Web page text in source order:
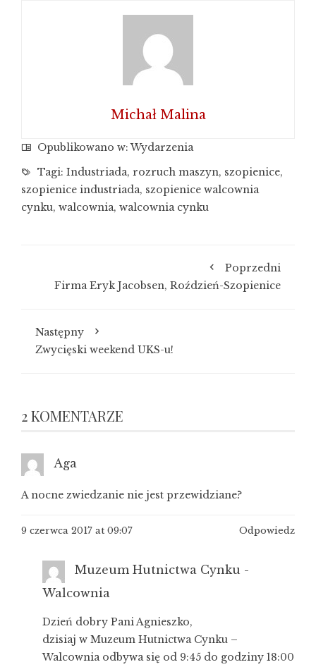
Michał Malina
Opublikowano w:Wydarzenia
Tagi: Industriada, rozruch maszyn, szopienice,
szopienice industriada, szopienice walcownia
cynku, walcownia, walcownia cynku
Poprzedni
Firma Eryk Jacobsen, Roździeń-Szopienice
Następny
Zwycięski weekend UKS-u!
2 KOMENTARZE
Aga
A nocne zwiedzanie nie jest przewidziane?
9 czerwca 2017 at 09:07 Odpowiedz
Muzeum Hutnictwa Cynku -
Walcownia
Dzień dobry Pani Agnieszko,
dzisiaj w Muzeum Hutnictwa Cynku –
Walcownia odbywa się od 9:45 do godziny 18:00